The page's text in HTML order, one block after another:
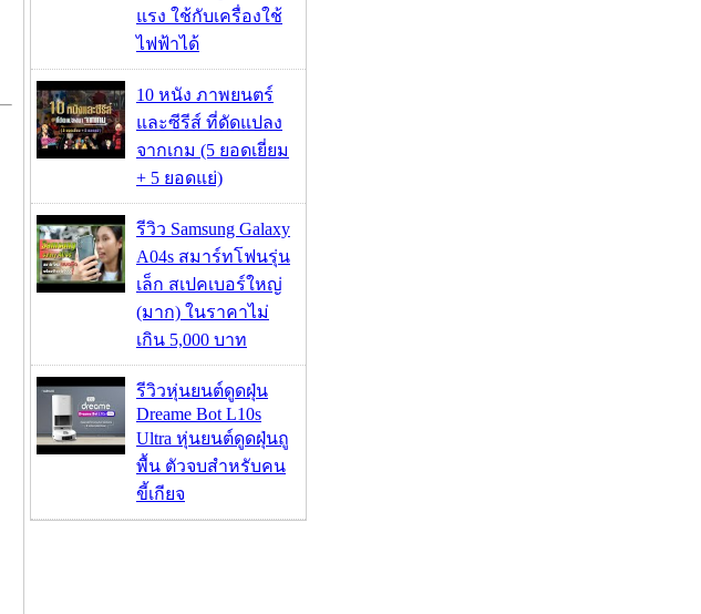
แรง ใช้กับเครื่องใช้
ไฟฟ้าได้
10 หนัง ภาพยนตร์
และซีรีส์ ที่ดัดแปลง
จากเกม (5 ยอดเยี่ยม
+ 5 ยอดแย่)
รีวิว Samsung Galaxy
A04s สมาร์ทโฟนรุ่น
เล็ก สเปคเบอร์ใหญ่
(มาก) ในราคาไม่
เกิน 5,000 บาท
รีวิวหุ่นยนต์ดูดฝุ่น
Dreame Bot L10s
Ultra หุ่นยนต์ดูดฝุ่นถู
พื้น ตัวจบสำหรับคน
ขี้เกียจ